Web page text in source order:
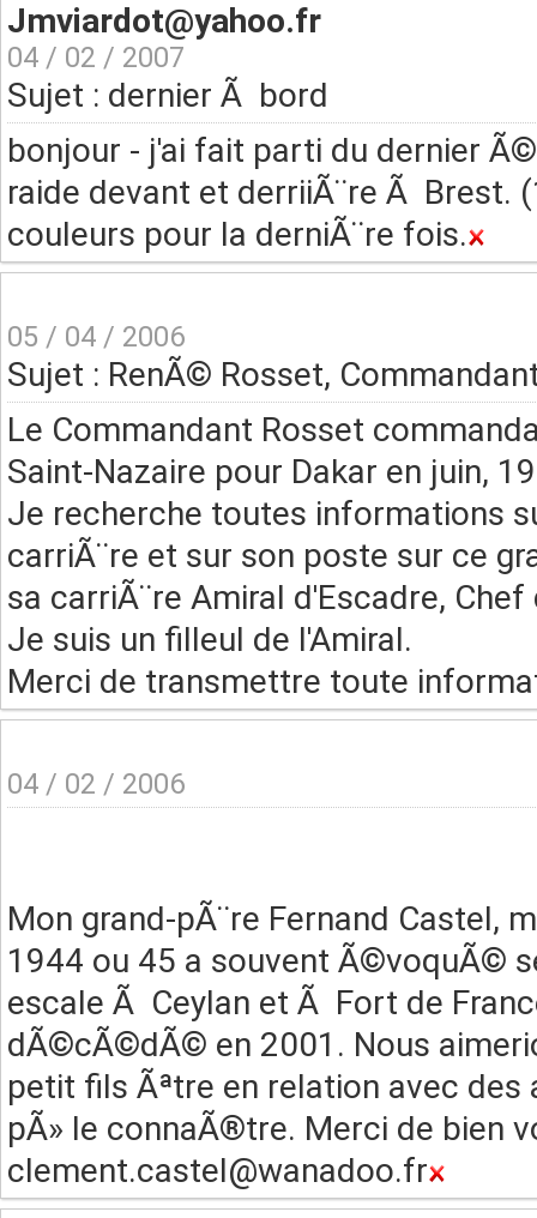
Jmviardot@yahoo.fr
04 / 02 / 2007
Sujet : dernier Ã bord
bonjour - j'ai fait parti du dernier
raide devant et derriiÃ¨re Ã Brest.
couleurs pour la derniÃ¨re fois.
05 / 04 / 2006
Sujet : RenÃ© Rosset,
Le Commandant Rosset
Saint-Nazaire pour Dakar en juin,
Je recherche toutes informations
carriÃ¨re et sur son poste sur ce
sa carriÃ¨re Amiral d'Escadre,
Je suis un filleul de l'Amiral.
Merci de transmettre toute
04 / 02 / 2006
Mon grand-pÃ¨re Fernand Castel,
1944 ou 45 a souvent Ã©voquÃ©
escale Ã Ceylan et Ã Fort de
dÃ©cÃ©dÃ© en 2001. Nous
petit fils Ãªtre en relation avec
pÃ» le connaÃ®tre. Merci de bien
clement.castel@wanadoo.fr